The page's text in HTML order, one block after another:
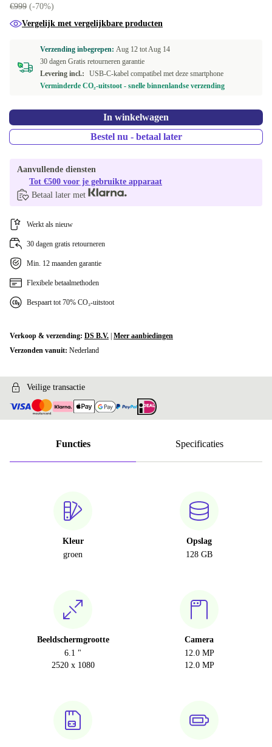
€999 (-70%)
Vergelijk met vergelijkbare producten
Verzending inbegrepen: Aug 12 totAug 14
30 dagen Gratis retourneren garantie
Levering incl.:
USB-C-kabel compatibel met deze smartphone
Verminderde CO₂-uitstoot - snelle binnenlandse verzending
In winkelwagen
Bestel nu - betaal later
Aanvullende diensten
Tot €500 voor je gebruikte apparaat
Betaal later met
Werkt als nieuw
30 dagen gratis retourneren
Min. 12 maanden garantie
Flexibele betaalmethoden
Bespaart tot 70% CO₂-uitstoot
Verkoop & verzending: DS B.V. Meer aanbiedingen
Verzonden vanuit: Nederland
Veilige transactie
Functies Specificaties
Kleur
groen
Opslag
128 GB
Beeldschermgrootte
6.1 "
2520 x 1080
Camera
12.0 MP
12.0 MP